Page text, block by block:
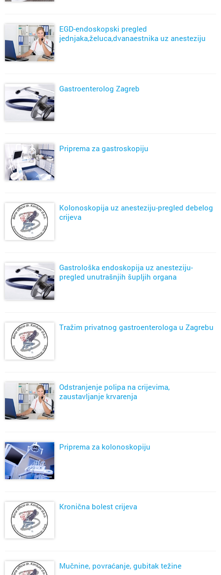
EGD-endoskopski pregled
jednjaka,želuca,dvanaestnika uz anesteziju
Gastroenterolog Zagreb
Priprema za gastroskopiju
Kolonoskopija uz anesteziju-pregled debelog
crijeva
Gastrološka endoskopija uz anesteziju-
pregled unutrašnjih šupljih organa
Tražim privatnog gastroenterologa u Zagrebu
Odstranjenje polipa na crijevima,
zaustavljanje krvarenja
Priprema za kolonoskopiju
Kronična bolest crijeva
Mučnine, povraćanje, gubitak težine